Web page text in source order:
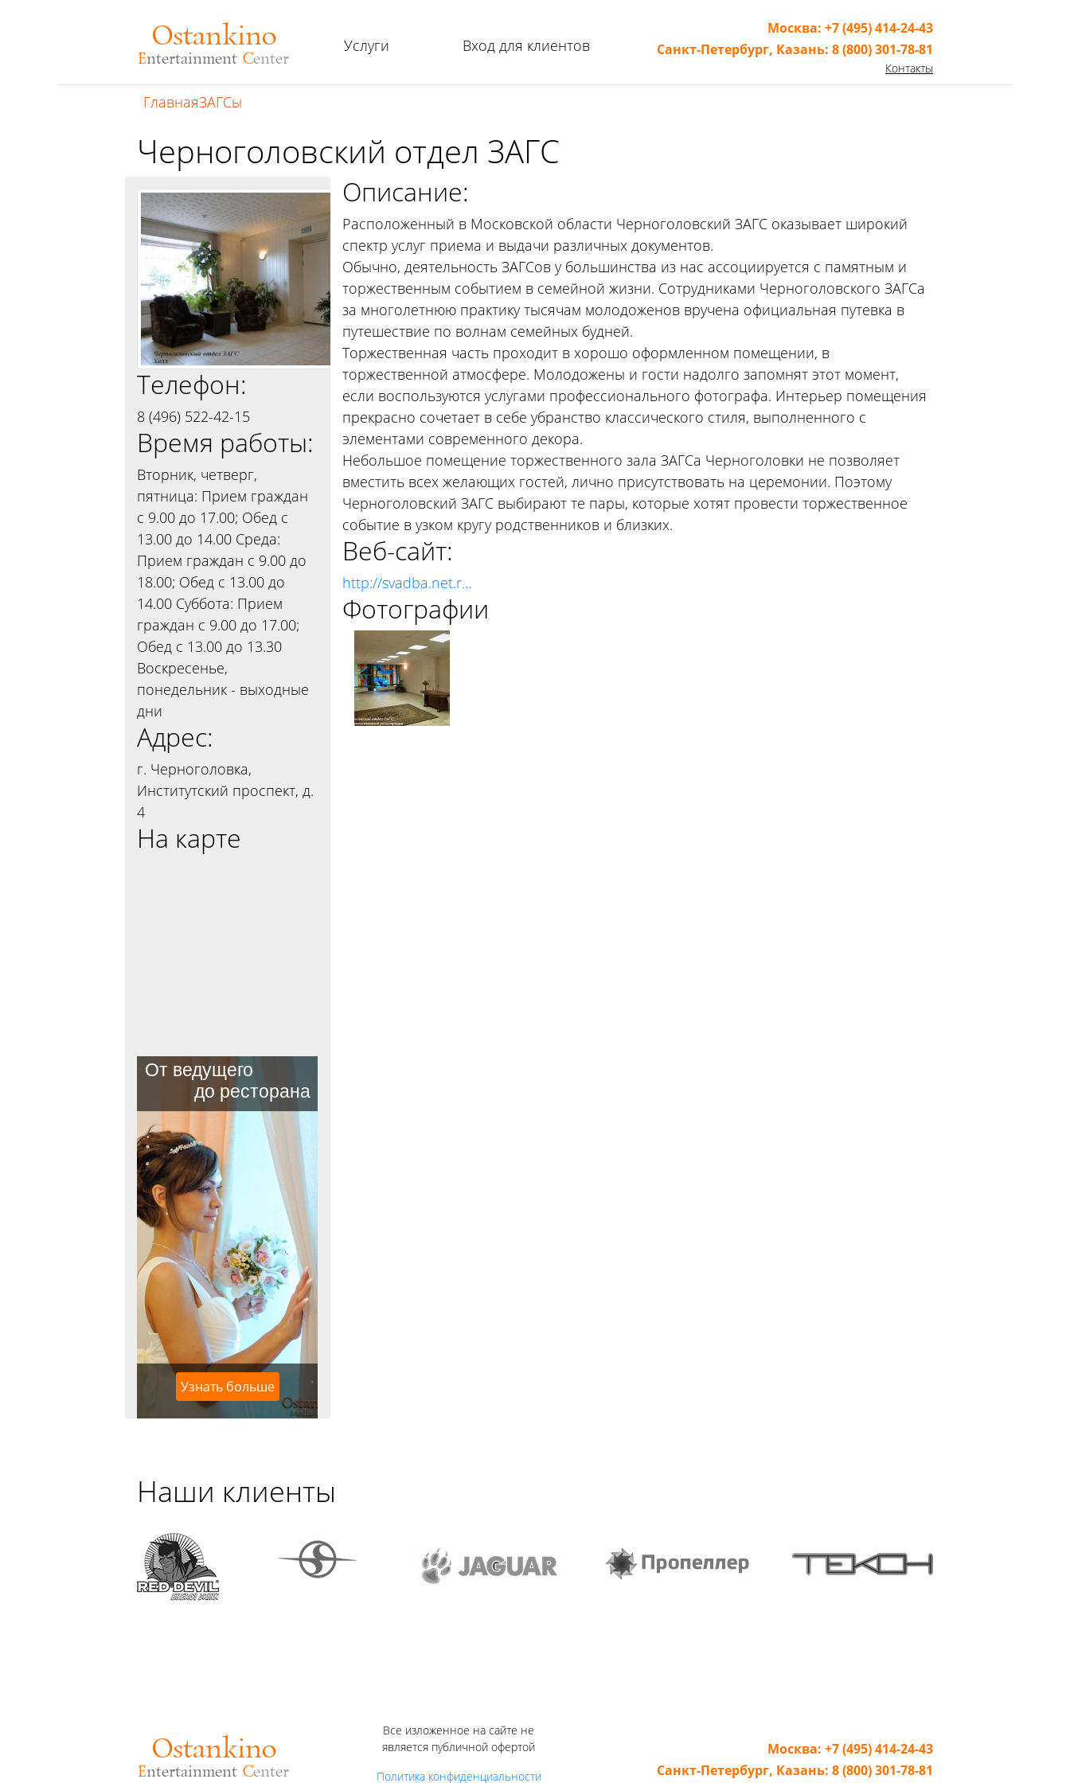
Ostankino
Entertainment Center
Услуги Вход для клиентов
Москва: +7 (495) 414-24-43
Санкт-Петербург, Казань: 8 (800) 301-78-81
Контакты
ГлавнаяЗАГСы
Черноголовский отдел ЗАГС
Телефон:
8 (496) 522-42-15
Время работы:
Вторник, четверг,
пятница: Прием граждан
с 9.00 до 17.00; Обед с
13.00 до 14.00 Среда:
Прием граждан с 9.00 до
18.00; Обед с 13.00 до
14.00 Суббота: Прием
граждан с 9.00 до 17.00;
Обед с 13.00 до 13.30
Воскресенье,
понедельник - выходные
дни
Адрес:
г. Черноголовка,
Институтский проспект, д.
4
На карте
Узнать больше
Описание:
Расположенный в Московской области Черноголовский ЗАГС оказывает широкий
спектр услуг приема и выдачи различных документов.
Обычно, деятельность ЗАГСов у большинства из нас ассоциируется с памятным и
торжественным событием в семейной жизни. Сотрудниками Черноголовского ЗАГСа
за многолетнюю практику тысячам молодоженов вручена официальная путевка в
путешествие по волнам семейных будней.
Торжественная часть проходит в хорошо оформленном помещении, в
торжественной атмосфере. Молодожены и гости надолго запомнят этот момент,
если воспользуются услугами профессионального фотографа. Интерьер помещения
прекрасно сочетает в себе убранство классического стиля, выполненного с
элементами современного декора.
Небольшое помещение торжественного зала ЗАГСа Черноголовки не позволяет
вместить всех желающих гостей, лично присутствовать на церемонии. Поэтому
Черноголовский ЗАГС выбирают те пары, которые хотят провести торжественное
событие в узком кругу родственников и близких.
Веб-сайт:
http://svadba.net.r…
Фотографии
Наши клиенты
Ostankino
Entertainment Center
Все изложенное на сайте не
является публичной офертой
Политика конфиденциальности
Москва: +7 (495) 414-24-43
Санкт-Петербург, Казань: 8 (800) 301-78-81